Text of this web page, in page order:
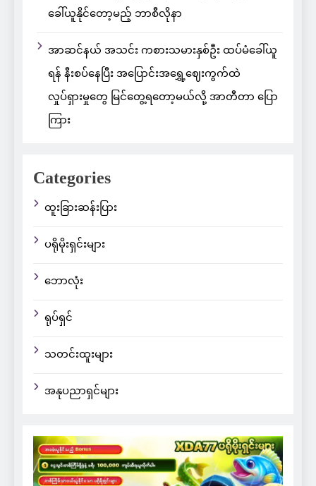
ခေါ်ယူနိုင်တော့မည့် ဘာစီလိုနာ
အာဆင်နယ် အသင်း ကစားသမားနှစ်ဦး ထပ်မံခေါ်ယူ
ရန် နီးစပ်နေပြီး အပြောင်းအရွှေ့ဈေးကွက်ထဲ
လှုပ်ရှားမှုတွေ မြင်တွေ့ရတော့မယ်လို့ အာတီတာ ပြော
ကြား
Categories
ထူးခြားဆန်းပြား
ပရိုမိုးရှင်းများ
ဘောလုံး
ရုပ်ရှင်
သတင်းထူးများ
အနုပညာရှင်များ